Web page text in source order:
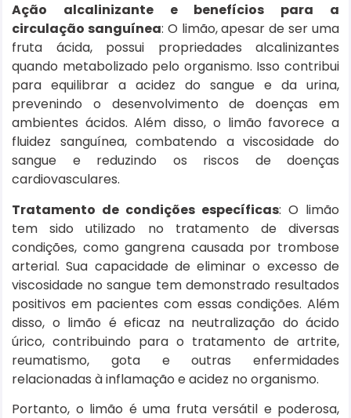
Ação alcalinizante e benefícios para a
circulação sanguínea: O limão, apesar de ser uma
fruta ácida, possui propriedades alcalinizantes
quando metabolizado pelo organismo. Isso contribui
para equilibrar a acidez do sangue e da urina,
prevenindo o desenvolvimento de doenças em
ambientes ácidos. Além disso, o limão favorece a
fluidez sanguínea, combatendo a viscosidade do
sangue e reduzindo os riscos de doenças
cardiovasculares.
Tratamento de condições específicas: O limão
tem sido utilizado no tratamento de diversas
condições, como gangrena causada por trombose
arterial. Sua capacidade de eliminar o excesso de
viscosidade no sangue tem demonstrado resultados
positivos em pacientes com essas condições. Além
disso, o limão é eficaz na neutralização do ácido
úrico, contribuindo para o tratamento de artrite,
reumatismo, gota e outras enfermidades
relacionadas à inflamação e acidez no organismo.
Portanto, o limão é uma fruta versátil e poderosa,